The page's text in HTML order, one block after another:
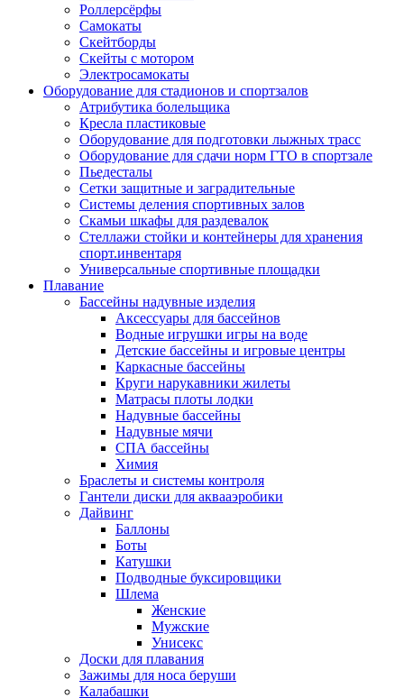
Роллерсёрфы
Самокаты
Скейтборды
Скейты с мотором
Электросамокаты
Оборудование для стадионов и спортзалов
Атрибутика болельщика
Кресла пластиковые
Оборудование для подготовки лыжных трасс
Оборудование для сдачи норм ГТО в спортзале
Пьедесталы
Сетки защитные и заградительные
Системы деления спортивных залов
Скамьи шкафы для раздевалок
Стеллажи стойки и контейнеры для хранения
спорт.инвентаря
Универсальные спортивные площадки
Плавание
Бассейны надувные изделия
Аксессуары для бассейнов
Водные игрушки игры на воде
Детские бассейны и игровые центры
Каркасные бассейны
Круги нарукавники жилеты
Матрасы плоты лодки
Надувные бассейны
Надувные мячи
СПА бассейны
Химия
Браслеты и системы контроля
Гантели диски для аквааэробики
Дайвинг
Баллоны
Боты
Катушки
Подводные буксировщики
Шлема
Женские
Мужские
Унисекс
Доски для плавания
Зажимы для носа беруши
Калабашки